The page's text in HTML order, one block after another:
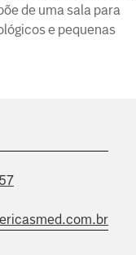
de uma sala para
e pequenas